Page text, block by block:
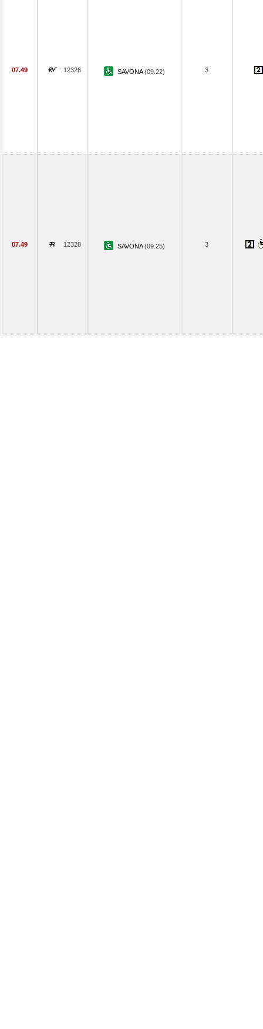
07.49 12326 SAVONA(09.22) 3
07.49 12328 SAVONA(09.25) 3